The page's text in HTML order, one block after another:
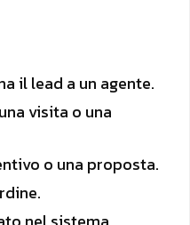
il lead a un agente.
visita o una
o una proposta.